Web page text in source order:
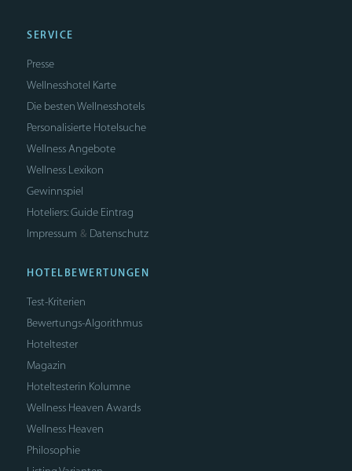
SERVICE
Presse
Wellnesshotel Karte
Die besten Wellnesshotels
Personalisierte Hotelsuche
Wellness Angebote
Wellness Lexikon
Gewinnspiel
Hoteliers: Guide Eintrag
Impressum & Datenschutz
HOTELBEWERTUNGEN
Test-Kriterien
Bewertungs-Algorithmus
Hoteltester
Magazin
Hoteltesterin Kolumne
Wellness Heaven Awards
Wellness Heaven
Philosophie